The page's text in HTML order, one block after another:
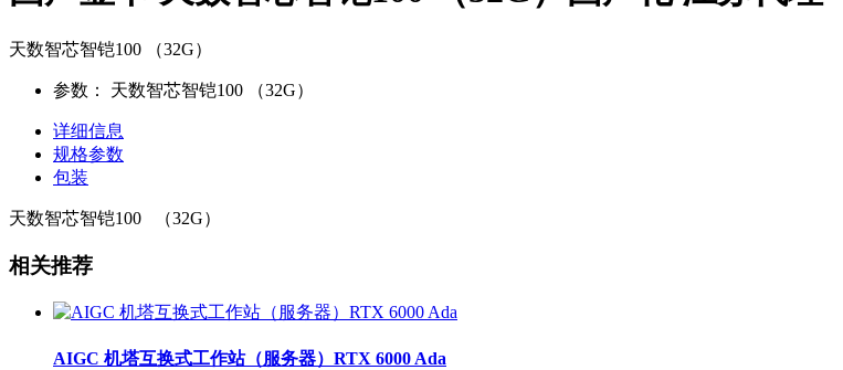
天数智芯智铠100 （32G）
参数： 天数智芯智铠100 （32G）
详细信息
规格参数
包装
天数智芯智铠100 （32G）
相关推荐
AIGC 机塔互换式工作站（服务器）RTX 6000 Ada